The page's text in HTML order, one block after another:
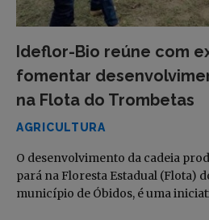
Ideflor-Bio reúne com
fomentar
na Flota do Trombetas
AGRICULTURA
O desenvolvimento da cadeia
pará na Floresta Estadual (Flota)
município de Óbidos, é uma